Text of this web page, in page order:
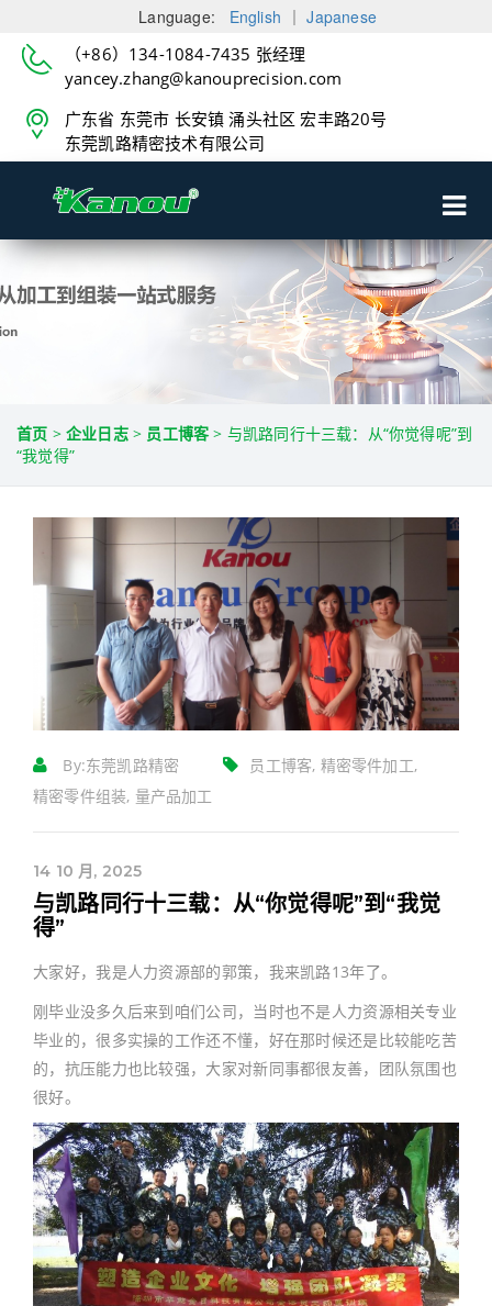
Language: English ｜Japanese
（+86）134-1084-7435 张经理
yancey.zhang@kanouprecision.com
广东省 东莞市 长安镇 涌头社区 宏丰路20号
东莞凯路精密技术有限公司
首页 >企业日志> 员工博客> 与凯路同行十三载：从“你觉得呢”到
“我觉得”
By:东莞凯路精密
员工博客, 精密零件加工,
精密零件组装, 量产品加工
14 10 月, 2025
与凯路同行十三载：从“你觉得呢”到“我觉
得”
大家好，我是人力资源部的郭策，我来凯路13年了。
刚毕业没多久后来到咱们公司，当时也不是人力资源相关专业
毕业的，很多实操的工作还不懂，好在那时候还是比较能吃苦
的，抗压能力也比较强，大家对新同事都很友善，团队氛围也
很好。